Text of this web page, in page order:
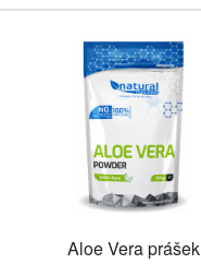
Aloe Vera prášek